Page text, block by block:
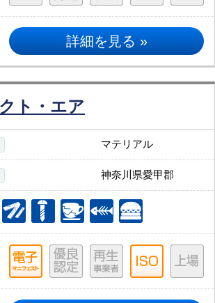
詳細を見る »
ト・エア
マテリアル
神奈川県愛甲郡